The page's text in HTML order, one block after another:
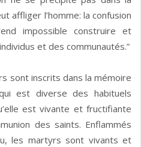
affliger l’homme: la confusion
impossible construire et
et des communautés.”
sont inscrits dans la mémoire
est diverse des habituels
est vivante et fructifiante
des saints. Enflammés
les martyrs sont vivants et